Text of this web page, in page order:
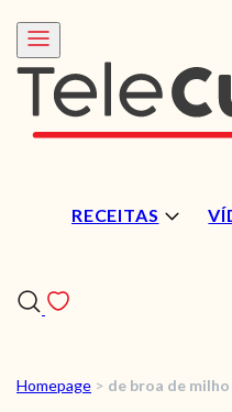
RECEITAS
Homepage > de broa de milho